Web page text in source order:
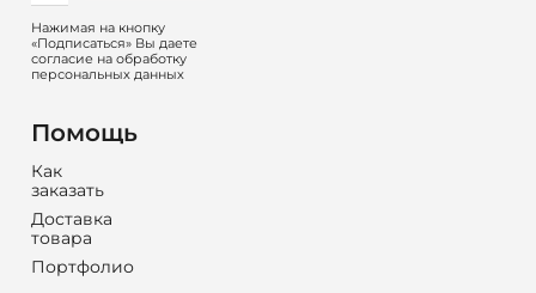
Нажимая на кнопку
«Подписаться» Вы даете
согласие на обработку
персональных данных
Помощь
Как
заказать
Доставка
товара
Портфолио